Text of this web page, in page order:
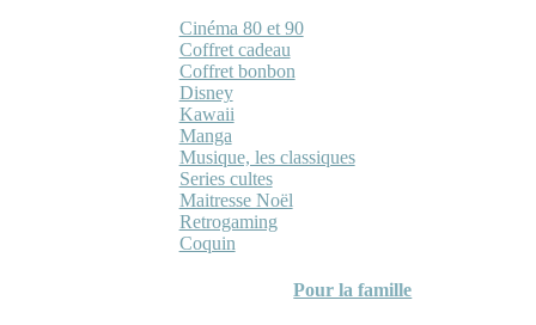
Cinéma 80 et 90
Coffret cadeau
Coffret bonbon
Disney
Kawaii
Manga
Musique, les classiques
Series cultes
Maitresse Noël
Retrogaming
Coquin
Pour la famille